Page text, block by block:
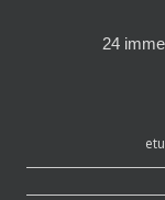
24